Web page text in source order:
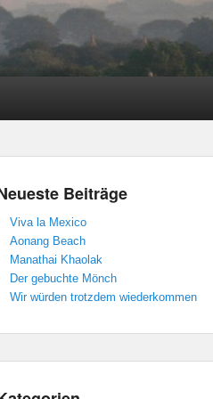
Beiträge
Viva la Mexico
Aonang Beach
Manathai Khaolak
Der gebuchte Mönch
Wir würden trotzdem wiederkommen